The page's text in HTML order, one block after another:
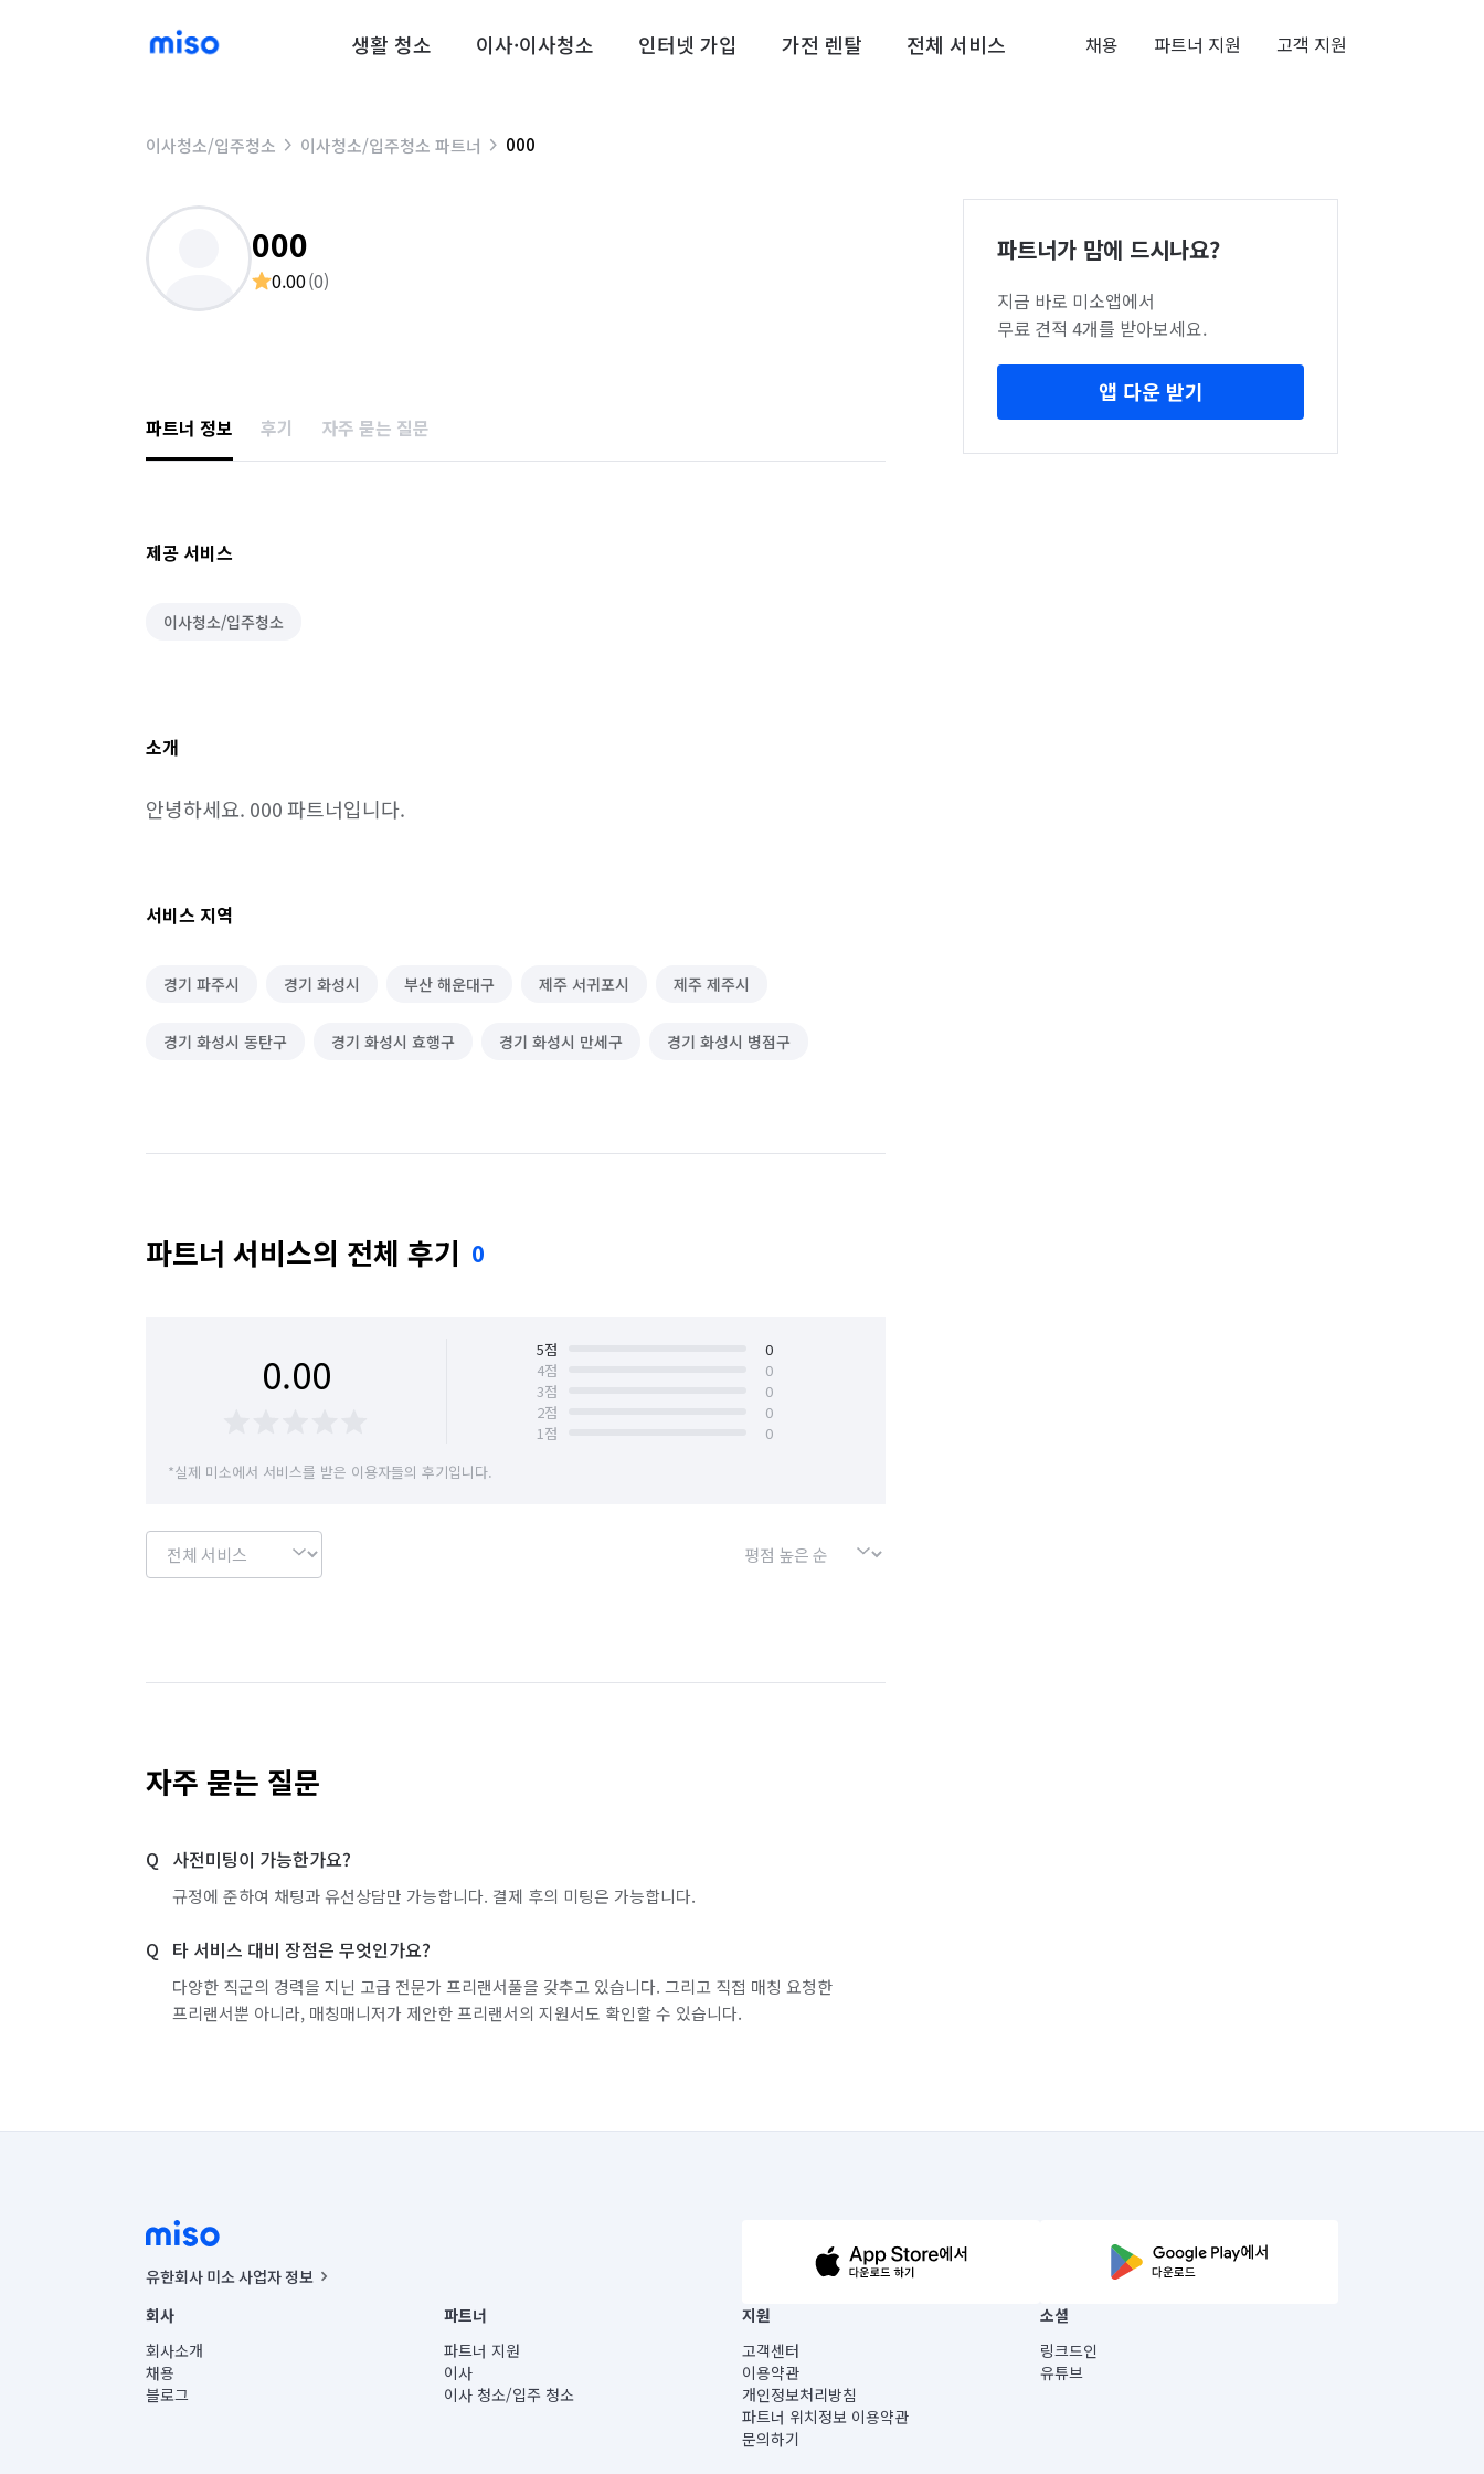
생활 청소 이사·이사청소 인터넷 가입 가전 렌탈 전체 서비스 채용 파트너 지원 고객 지원
이사청소/입주청소 이사청소/입주청소 파트너 000
000
0.00(0)
파트너 정보 후기 자주 묻는 질문
제공 서비스
이사청소/입주청소
소개
안녕하세요. 000 파트너입니다.
서비스 지역
경기 파주시 경기 화성시 부산 해운대구 제주 서귀포시 제주 제주시
경기 화성시 동탄구 경기 화성시 효행구 경기 화성시 만세구 경기 화성시 병점구
파트너 서비스의 전체 후기 0
0.00 5점
0
4점
0
3점
0
2점
0
1점
0
*실제 미소에서 서비스를 받은 이용자들의 후기입니다.
자주 묻는 질문
사전미팅이 가능한가요?
규정에 준하여 채팅과 유선상담만 가능합니다. 결제 후의 미팅은 가능합니다.
타 서비스 대비 장점은 무엇인가요?
다양한 직군의 경력을 지닌 고급 전문가 프리랜서풀을 갖추고 있습니다. 그리고 직접 매칭 요청한
프리랜서뿐 아니라, 매칭매니저가 제안한 프리랜서의 지원서도 확인할 수 있습니다.
파트너가 맘에 드시나요?
지금 바로 미소앱에서
무료 견적 4개를 받아보세요.
앱 다운 받기
유한회사 미소 사업자 정보
사업자등록번호 : 291-87-00271 | 인허가번호 : 2016-3220163-14-5-00019 |
통신판매신고번호 : 2024-서울종로-1400(공정거래위원회 정보) |
대표이사 : CHING VICTOR COLUMBIA RHEE
주소 | 본사: 서울특별시 종로구 율곡로 6(중학동, 트윈트리빌딩) B동 5층
컨택센터 : 서울특별시 종로구 수송동 율곡로 24, 7층, 8층 미소
회사
회사소개
채용
블로그
파트너
파트너 지원
이사
이사 청소/입주 청소
지원
고객센터
이용약관
개인정보처리방침
파트너 위치정보 이용약관
문의하기
소셜
링크드인
유튜브